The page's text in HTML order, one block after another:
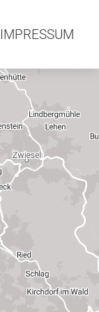
IMPRESSUM